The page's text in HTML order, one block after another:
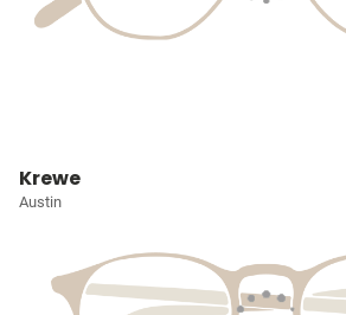
Krewe
Austin